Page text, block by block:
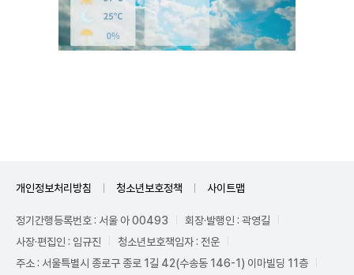
개인정보처리방침 청소년보호정책 사이트맵
정기간행등록번호 : 서울 아 00493
회장·발행인 : 곽영길
사장·편집인 : 임규진
청소년보호책임자 : 전운
주소 : 서울특별시 종로구 종로 1길 42(수송동 146-1) 이마빌딩 11층